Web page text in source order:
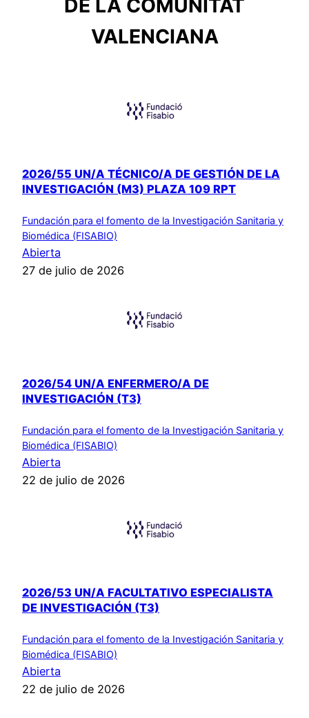
DE LA COMUNITAT
VALENCIANA
2026/55 UN/A TÉCNICO/A DE GESTIÓN DE LA
INVESTIGACIÓN (M3) PLAZA 109 RPT
Fundación para el fomento de la Investigación Sanitaria y
Biomédica (FISABIO)
Abierta
27 de julio de 2026
2026/54 UN/A ENFERMERO/A DE
INVESTIGACIÓN (T3)
Fundación para el fomento de la Investigación Sanitaria y
Biomédica (FISABIO)
Abierta
22 de julio de 2026
2026/53 UN/A FACULTATIVO ESPECIALISTA
DE INVESTIGACIÓN (T3)
Fundación para el fomento de la Investigación Sanitaria y
Biomédica (FISABIO)
Abierta
22 de julio de 2026